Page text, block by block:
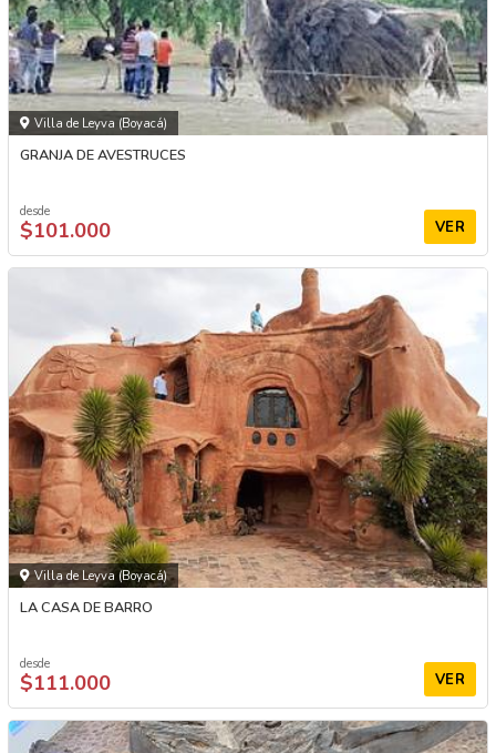
Villa de Leyva (Boyacá)
GRANJA DE AVESTRUCES
desde
$101.000 VER
Villa de Leyva (Boyacá)
LA CASA DE BARRO
desde
$111.000 VER